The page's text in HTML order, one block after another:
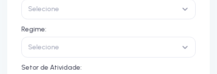
Selecione
Regime:
Selecione
Setor de Atividade: